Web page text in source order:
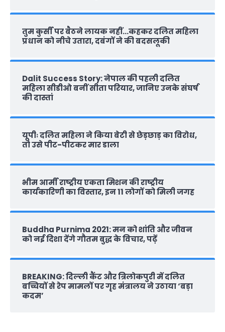
तुम कुर्सी पर बैठने लायक नहीं…कहकर दलित महिला
प्रधान को नीचे उतारा, दबंगों ने की बदसलूकी
Dalit Success Story: नेपाल की पहली दलित
महिला सीडीओ बनीं सीता परियार, जानिए उनके संघर्ष
की दास्‍तां
यूपीः दलित महिला ने किया बेटी से छेड़छाड़ का विरोध,
तो उसे पीट-पीटकर मार डाला
भीम आर्मी राष्‍ट्रीय एकता मिशन की राष्‍ट्रीय
कार्यकारिणी का विस्तार, इन 11 लोगों को मिली जगह
Buddha Purnima 2021: मन को शांति और जीवन
को नई दिशा देंगे गौतम बुद्ध के विचार, पढ़ें
BREAKING: दिल्‍ली कैंट और त्रिलोकपुरी में दलित
बच्चियों से रेप मामलों पर गृह मंत्रालय ने उठाया ‘बड़ा
कदम’